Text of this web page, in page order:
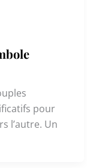
pour
l’autre. Un